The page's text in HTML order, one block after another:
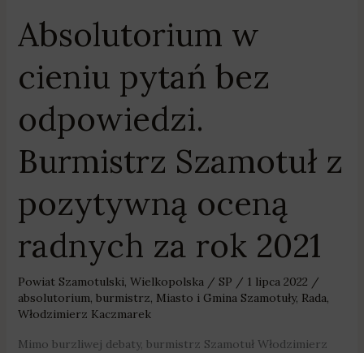
Absolutorium w
cieniu pytań bez
odpowiedzi.
Burmistrz Szamotuł z
pozytywną oceną
radnych za rok 2021
Powiat Szamotulski, Wielkopolska/ SP / 1 lipca 2022 /
absolutorium, burmistrz, Miasto i Gmina Szamotuły, Rada,
Włodzimierz Kaczmarek
Mimo burzliwej debaty, burmistrz Szamotuł Włodzimierz
Absolutorium
w
cieniu
pytań
odpowiedzi.
Burmistrz
Szamotuł
pozytywną
radnych
za
rok
2021